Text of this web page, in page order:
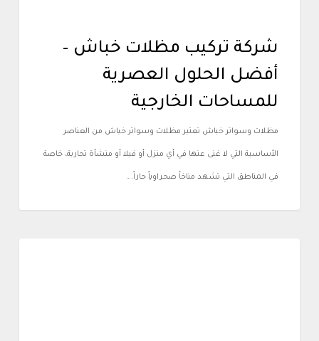
شركة تركيب مظلات خباش –
أفضل الحلول العصرية
للمساحات الخارجية
مظلات وسواتر خباش تعتبر مظلات وسواتر خباش من العناصر
الأساسية التي لا غنى عنها في أي منزل أو فيلا أو منشأة تجارية، خاصة
في المناطق التي تشهد مناخاً صحراوياً حاراً.…